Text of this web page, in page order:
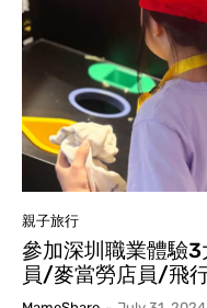
親子旅行
參加深圳職業體驗
員/麥當勞店員/飛